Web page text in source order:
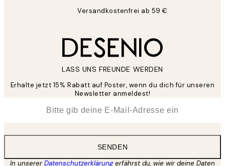
Versandkostenfrei ab 59 €
LASS UNS FREUNDE WERDEN
Erhalte jetzt 15% Rabatt auf Poster, wenn du dich für unseren
Newsletter anmeldest!
SENDEN
In unsererDatenschutzerklärungerfährst du, wie wir deine Daten